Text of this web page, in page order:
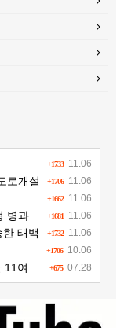
+1733 11.06
+1706 11.06
로개설
+1662 11.06
+1681 11.06
해야"
+1732 11.06
태백
+1706 10.06
+675 07.28
확보